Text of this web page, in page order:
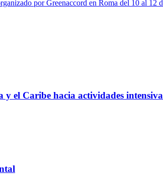
y el Caribe hacia actividades